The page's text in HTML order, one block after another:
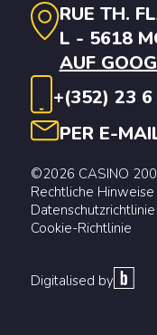
RUE TH.
L - 5618
AUF
+(352) 23
PER E-
©2026 CASINO
Rechtliche Hinweise
Datenschutzrichtlinie
Cookie-Richtlinie
Digitalised by